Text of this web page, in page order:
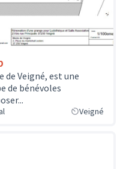
Veigné, est une
de bénévoles
Veigné